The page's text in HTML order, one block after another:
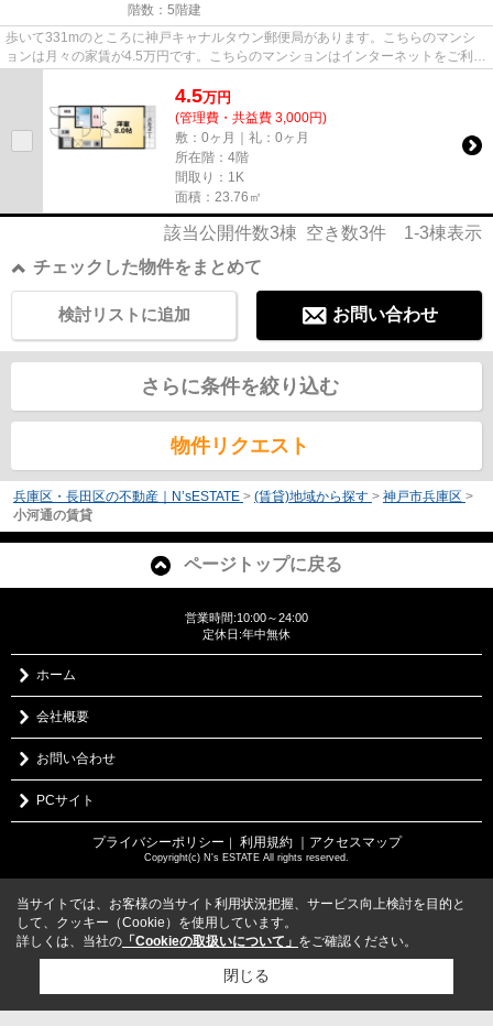
階数：5階建
歩いて331mのところに神戸キャナルタウン郵便局があります。こちらのマンシ
ョンは月々の家賃が4.5万円です。こちらのマンションはインターネットをご利用
4.5万円
(管理費・共益費 3,000円)
敷：0ヶ月｜礼：0ヶ月
所在階：4階
間取り：1K
面積：23.76㎡
該当公開件数3棟 空き数3件 1-3棟表示
チェックした物件をまとめて
お問い合わせ
検討リストに追加
さらに条件を絞り込む
物件リクエスト
兵庫区・長田区の不動産｜N’sESTATE > (賃貸)地域から探す > 神戸市兵庫区 >
小河通の賃貸
ページトップに戻る
営業時間:10:00～24:00
定休日:年中無休
ホーム
会社概要
お問い合わせ
PCサイト
プライバシーポリシー ｜ 利用規約 ｜アクセスマップ
Copyright(c) N's ESTATE All rights reserved.
当サイトでは、お客様の当サイト利用状況把握、サービス向上検討を目的と
して、クッキー（Cookie）を使用しています。
詳しくは、当社の 「Cookieの取扱いについて」 をご確認ください。
閉じる